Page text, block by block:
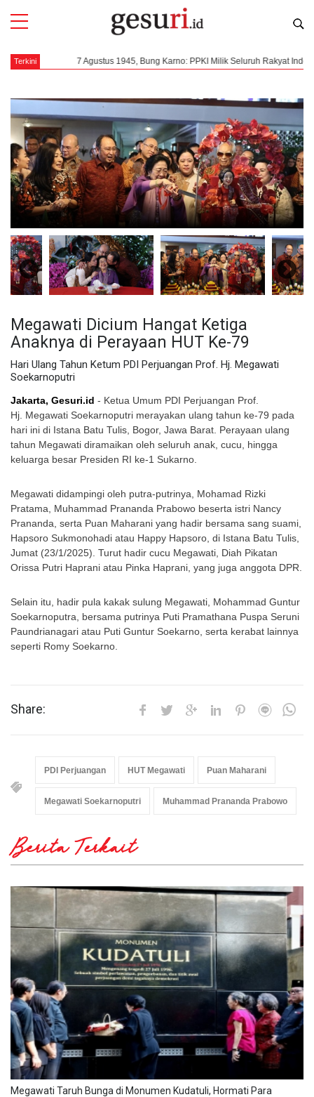
Terkini 7 Agustus 1945, Bung Karno: PPKI Milik Seluruh Rakyat
Megawati Dicium Hangat Ketiga
Anaknya di Perayaan HUT Ke-79
Hari Ulang Tahun Ketum PDI Perjuangan Prof. Hj. Megawati
Soekarnoputri
Jakarta, Gesuri.id - Ketua Umum PDI Perjuangan Prof.
Hj. Megawati Soekarnoputri merayakan ulang tahun ke-79 pada
hari ini di Istana Batu Tulis, Bogor, Jawa Barat. Perayaan ulang
tahun Megawati diramaikan oleh seluruh anak, cucu, hingga
keluarga besar Presiden RI ke-1 Sukarno.
Megawati didampingi oleh putra-putrinya, Mohamad Rizki
Pratama, Muhammad Prananda Prabowo beserta istri Nancy
Prananda, serta Puan Maharani yang hadir bersama sang suami,
Hapsoro Sukmonohadi atau Happy Hapsoro, di Istana Batu Tulis,
Jumat (23/1/2025). Turut hadir cucu Megawati, Diah Pikatan
Orissa Putri Haprani atau Pinka Haprani, yang juga anggota DPR.
Selain itu, hadir pula kakak sulung Megawati, Mohammad Guntur
Soekarnoputra, bersama putrinya Puti Pramathana Puspa Seruni
Paundrianagari atau Puti Guntur Soekarno, serta kerabat lainnya
seperti Romy Soekarno.
Share:
PDI Perjuangan HUT Megawati Puan Maharani
Megawati Soekarnoputri Muhammad Prananda Prabowo
Berita Terkait
Megawati Taruh Bunga di Monumen Kudatuli, Hormati Para